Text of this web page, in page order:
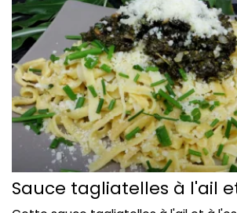
Sauce tagliatelles à l'ail